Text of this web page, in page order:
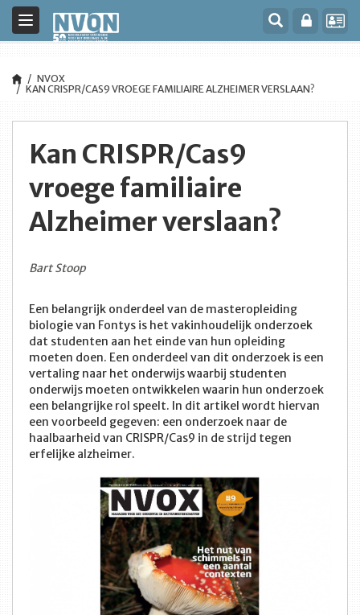
Toggle
navigation
NVOX
KAN CRISPR/CAS9 VROEGE FAMILIAIRE ALZHEIMER VERSLAAN?
Kan CRISPR/Cas9
vroege familiaire
Alzheimer verslaan?
Bart Stoop
Een belangrijk onderdeel van de masteropleiding
biologie van Fontys is het vakinhoudelijk onderzoek
dat studenten aan het einde van hun opleiding
moeten doen. Een onderdeel van dit onderzoek is een
vertaling naar het onderwijs waarbij studenten
onderwijs moeten ontwikkelen waarin hun onderzoek
een belangrijke rol speelt. In dit artikel wordt hiervan
een voorbeeld gegeven: een onderzoek naar de
haalbaarheid van CRISPR/Cas9 in de strijd tegen
erfelijke alzheimer.